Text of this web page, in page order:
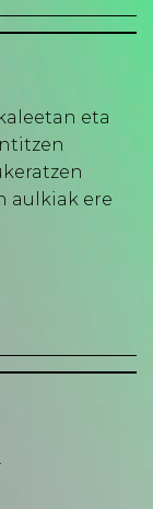
eta
aulkiak ere